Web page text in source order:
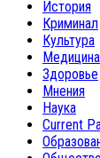
История
Криминал
Культура
Медицина
Здоровье
Мнения
Наука
Current